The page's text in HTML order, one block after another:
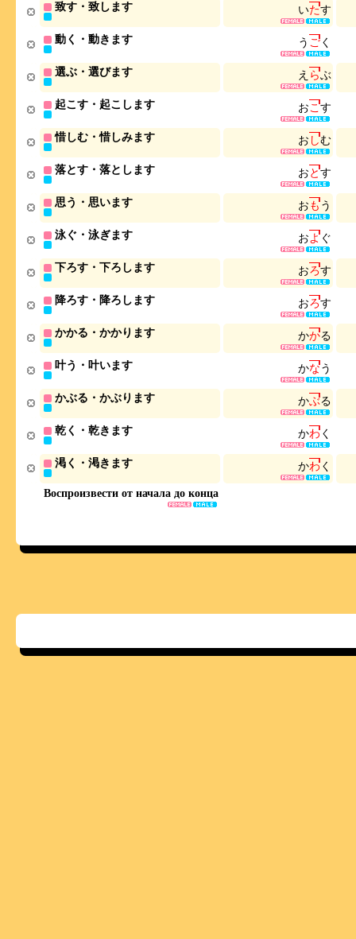
Воспроизвести от начала до конца
致す・致します いたす
動く・動きます う ごく
選ぶ・選びます え らぶ
起こす・起こします おこす
惜しむ・惜しみます お しむ
落とす・落とします おとす
思う・思います おもう
泳ぐ・泳ぎます およぐ
下ろす・下ろします おろす
降ろす・降ろします おろす
かかる・かかります かかる
叶う・叶います かなう
かぶる・かぶります かぶる
乾く・乾きます かわく
渇く・渇きます かわく